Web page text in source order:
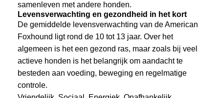
samenleven met andere honden.
Levensverwachting en gezondheid in het kort
De gemiddelde levensverwachting van de American
Foxhound ligt rond de 10 tot 13 jaar. Over het
algemeen is het een gezond ras, maar zoals bij veel
actieve honden is het belangrijk om aandacht te
besteden aan voeding, beweging en regelmatige
controle.